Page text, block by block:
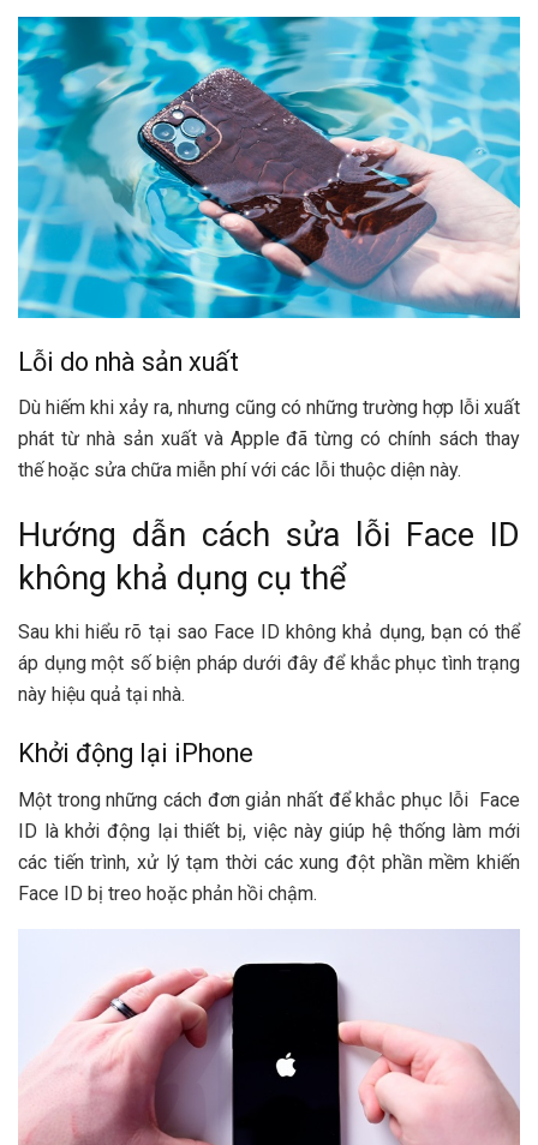
Lỗi do nhà sản xuất
Dù hiếm khi xảy ra, nhưng cũng có những trường hợp lỗi xuất
phát từ nhà sản xuất và Apple đã từng có chính sách thay
thế hoặc sửa chữa miễn phí với các lỗi thuộc diện này.
Hướng dẫn cách sửa lỗi Face ID
không khả dụng cụ thể
Sau khi hiểu rõ tại sao Face ID không khả dụng, bạn có thể
áp dụng một số biện pháp dưới đây để khắc phục tình trạng
này hiệu quả tại nhà.
Khởi động lại iPhone
Một trong những cách đơn giản nhất để khắc phục lỗi Face
ID là khởi động lại thiết bị, việc này giúp hệ thống làm mới
các tiến trình, xử lý tạm thời các xung đột phần mềm khiến
Face ID bị treo hoặc phản hồi chậm.